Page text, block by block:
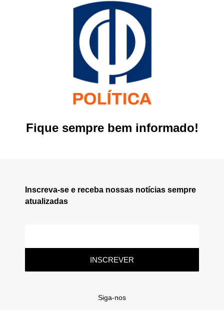
Fique sempre bem informado!
Inscreva-se e receba nossas notícias sempre
atualizadas
INSCREVER
Siga-nos